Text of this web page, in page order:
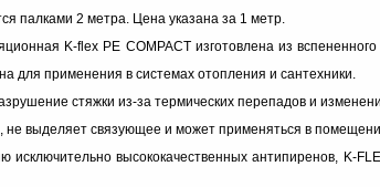
палками 2 метра. Цена указана за 1 метр.
K-flex PE COMPACT изготовлена из
для применения в системах отопления и сантехники.
стяжки из-за термических перепадов и
не выделяет связующее и может применяться в
исключительно высококачественных антипиренов, K-